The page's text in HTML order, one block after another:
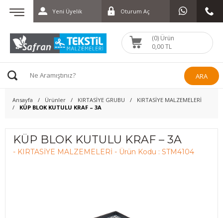
Yeni Üyelik Oturum Aç
(0) Ürün
0,00 TL
ARA
Ansayfa Ürünler KIRTASİYE GRUBU
KIRTASİYE MALZEMELERİ
KÜP BLOK KUTULU KRAF – 3A
KÜP BLOK KUTULU KRAF – 3A
- KIRTASİYE MALZEMELERİ - Ürün Kodu : STM4104